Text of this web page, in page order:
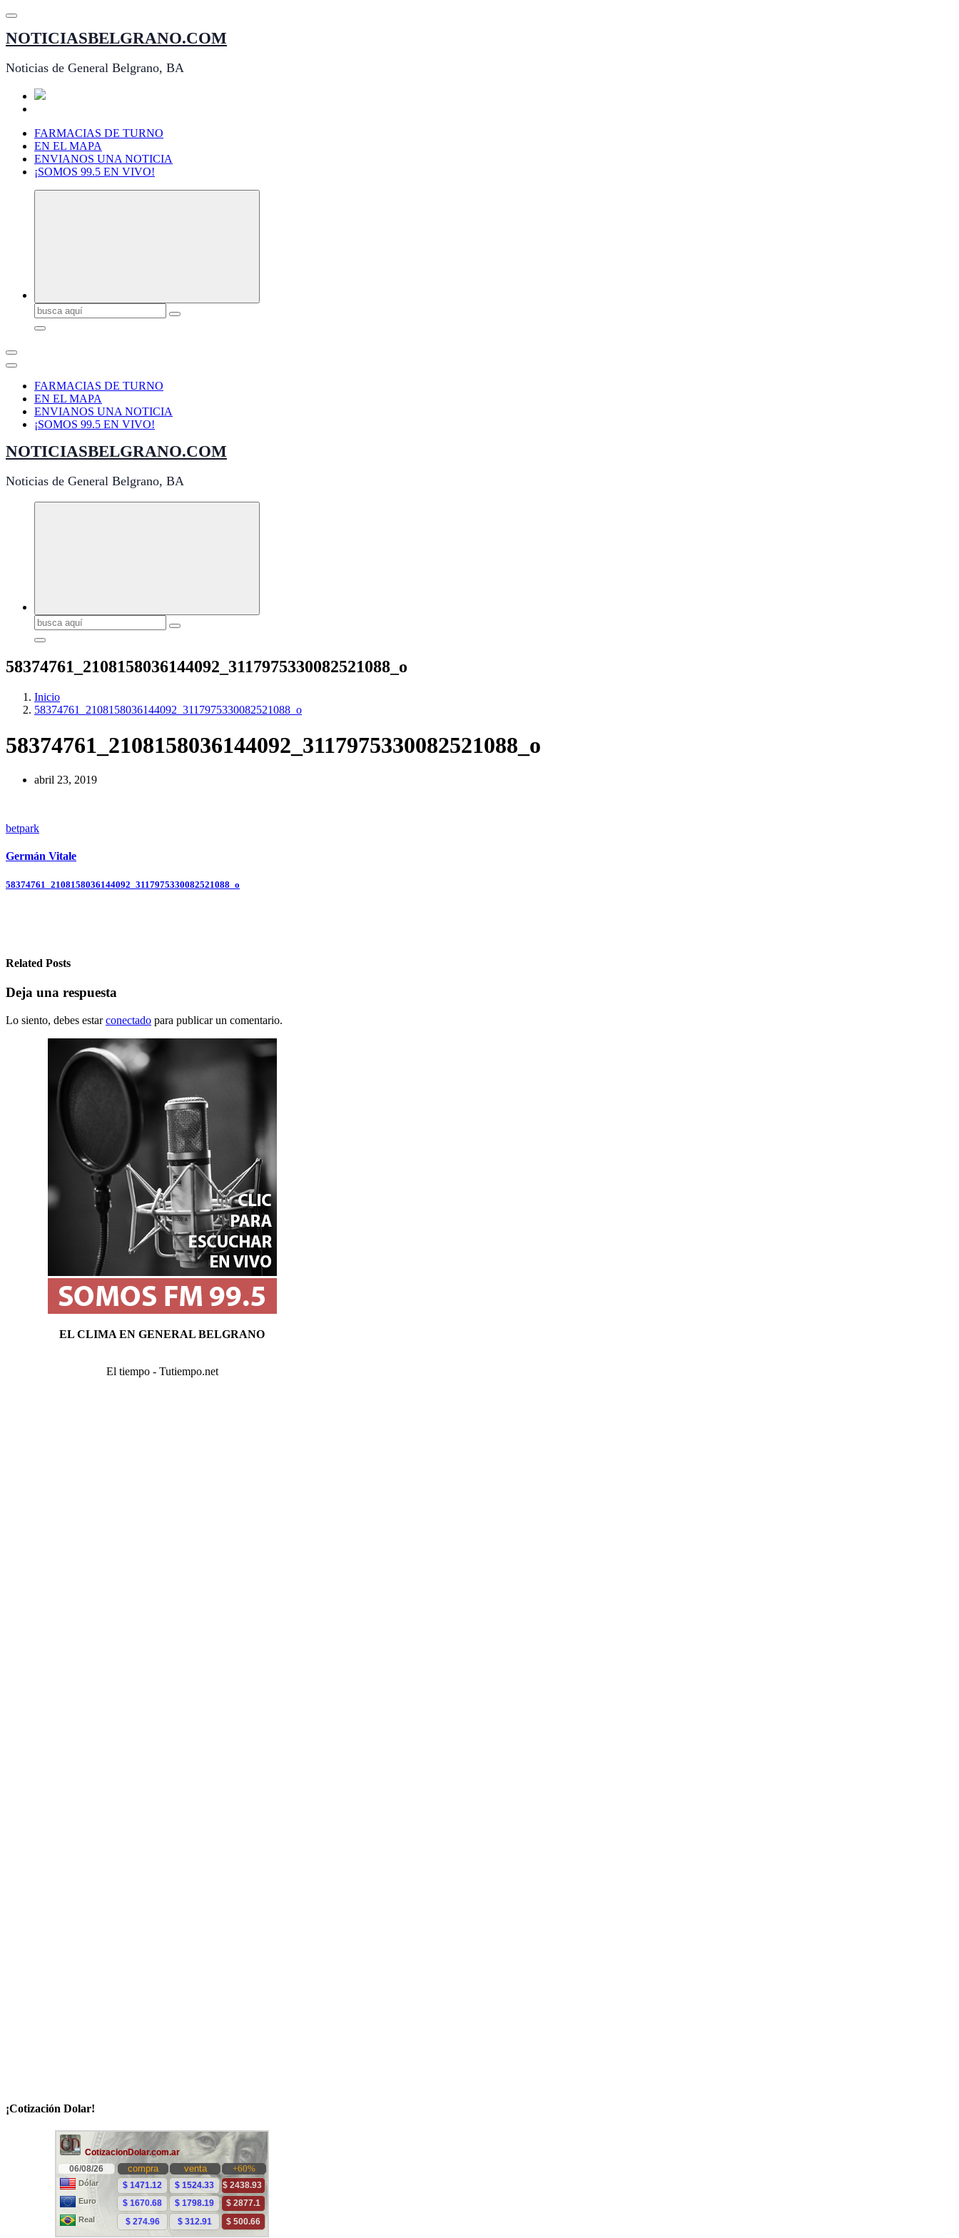
Saltar
contenido
NOTICIASBELGRANO.COM
Noticias de General Belgrano, BA
FARMACIAS DE TURNO
EN EL MAPA
ENVIANOS UNA NOTICIA
¡SOMOS 99.5 EN VIVO!
Buscar:
FARMACIAS DE TURNO
EN EL MAPA
ENVIANOS UNA NOTICIA
¡SOMOS 99.5 EN VIVO!
NOTICIASBELGRANO.COM
Noticias de General Belgrano, BA
Buscar:
58374761_2108158036144092_3117975330082521088_o
Inicio
58374761_2108158036144092_3117975330082521088_o
58374761_2108158036144092_3117975330082521088_o
abril 23, 2019
betpark
Germán Vitale
Navegación
58374761_2108158036144092_3117975330082521088_o
Related Posts
Deja una respuesta
Lo siento, debes estarconectado para publicar un comentario.
EL CLIMA EN GENERAL BELGRANO
El tiempo - Tutiempo.net
¡Cotización Dolar!